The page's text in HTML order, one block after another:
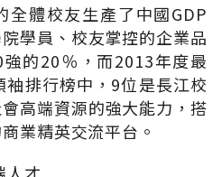
全體校友生產了中國GDP
學員、校友掌控的企業品
的20％，而2013年度最
排行榜中，9位是長江校
高端資源的強大能力，搭
業精英交流平台。
人才